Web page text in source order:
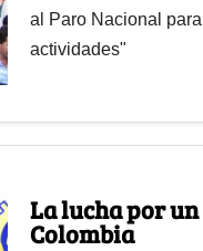
al Paro Nacional
actividades"
La lucha por
Colombia